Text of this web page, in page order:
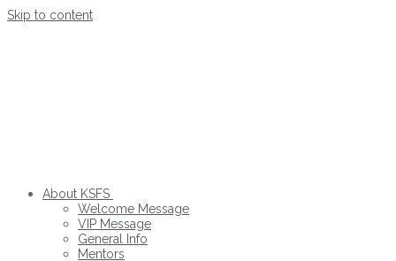
Skip to content
About KSFS
Welcome Message
VIP Message
General Info
Mentors